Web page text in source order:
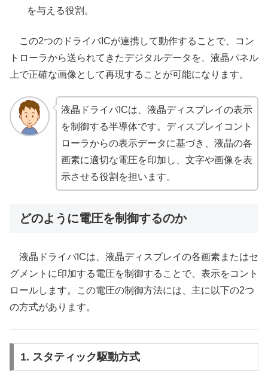
を与える役割。
この2つのドライバICが連携して動作することで、コン
トローラから送られてきたデジタルデータを、液晶パネル
上で正確な画像として再現することが可能になります。
液晶ドライバICは、液晶ディスプレイの表示
を制御する半導体です。ディスプレイコント
ローラからの表示データに基づき、液晶の各
画素に適切な電圧を印加し、文字や画像を表
示させる役割を担います。
どのように電圧を制御するのか
液晶ドライバICは、液晶ディスプレイの各画素またはセ
グメントに印加する電圧を制御することで、表示をコント
ロールします。この電圧の制御方法には、主に以下の2つ
の方式があります。
1. スタティック駆動方式